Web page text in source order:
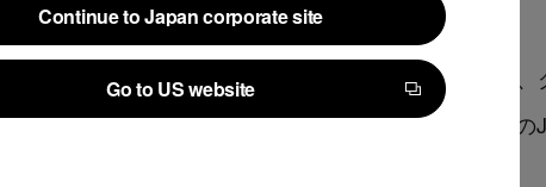
Continue to Japan corporate site
Continue to Japan corporate site
Go to US website
Go to US website
概要
英国への展開を表明しています。イベントで当社は
の出展と、執行役員・Chief Global Strategy Officerの
クについて講演します。